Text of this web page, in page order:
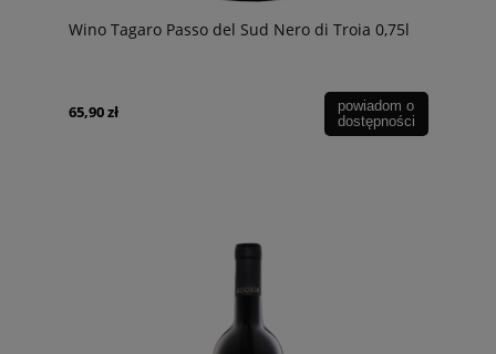
Wino Tagaro Passo del Sud Nero di Troia 0,75l
65,90 zł
powiadom o
dostępności